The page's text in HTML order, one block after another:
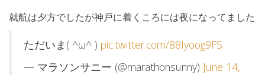
就航は夕方でしたが神戸に着くころには夜になってました
ただいま( ^ω^ ) pic.twitter.com/88Iyoog9FS
— マラソンサニー (@marathonsunny) June 14,